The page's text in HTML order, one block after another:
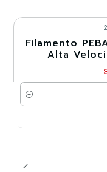
-30%
Filamento
Alta
Cantidad